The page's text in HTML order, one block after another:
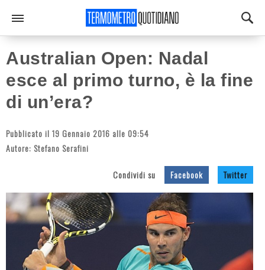
Australian Open: Nadal
esce al primo turno, è la fine
di un’era?
Pubblicato il 19 Gennaio 2016 alle 09:54
Autore: Stefano Serafini
Condividi su Facebook Twitter